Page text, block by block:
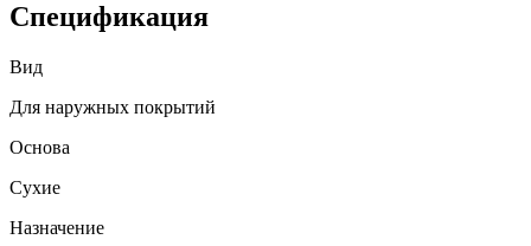
-
302
Спецификация
Вид
Для наружных покрытий
Основа
Сухие
Назначение